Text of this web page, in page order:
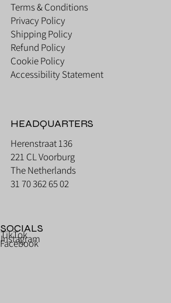
Terms & Conditions
Privacy Policy
Shipping Policy
Refund Policy
Cookie Policy
Accessibility Statement
HEADQUARTERS
Herenstraat 136
221 CL Voorburg
The Netherlands
31 70 362 65 02
SOCIALS
TikTok
Instagram
Facebook